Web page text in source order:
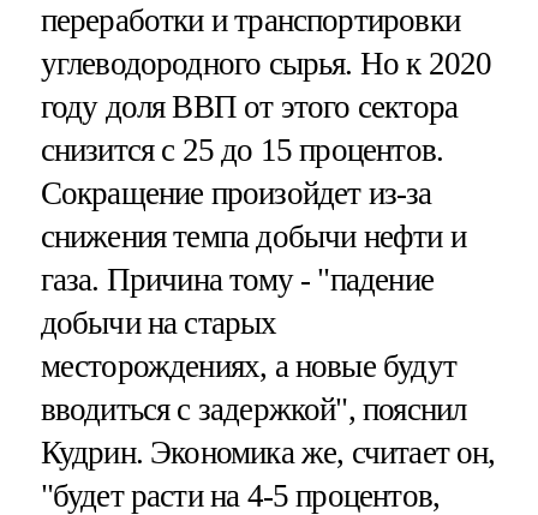
переработки и транспортировки
углеводородного сырья. Но к 2020
году доля ВВП от этого сектора
снизится с 25 до 15 процентов.
Сокращение произойдет из-за
снижения темпа добычи нефти и
газа. Причина тому - "падение
добычи на старых
месторождениях, а новые будут
вводиться с задержкой", пояснил
Кудрин. Экономика же, считает он,
"будет расти на 4-5 процентов,